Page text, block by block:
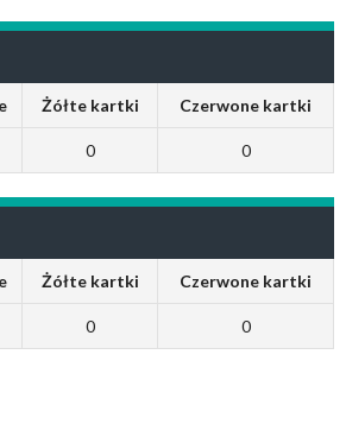
Żółte kartki Czerwone kartki
0 0
Żółte kartki Czerwone kartki
0 0